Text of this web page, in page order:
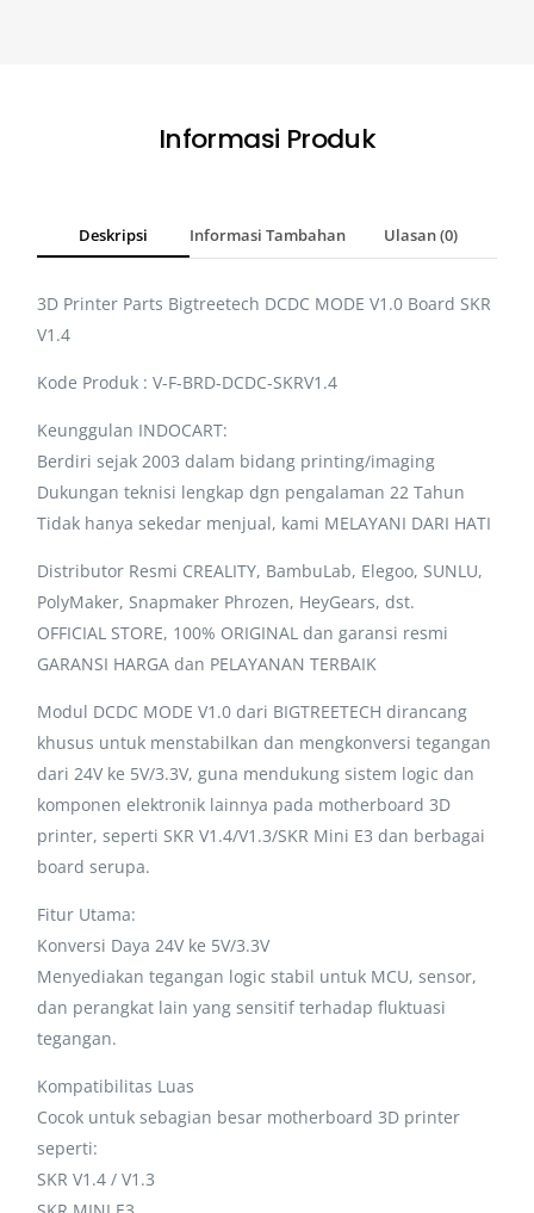
Informasi Produk
Deskripsi Informasi Tambahan Ulasan (0)
3D Printer Parts Bigtreetech DCDC MODE V1.0 Board SKR
V1.4
Kode Produk : V-F-BRD-DCDC-SKRV1.4
Keunggulan INDOCART:
Berdiri sejak 2003 dalam bidang printing/imaging
Dukungan teknisi lengkap dgn pengalaman 22 Tahun
Tidak hanya sekedar menjual, kami MELAYANI DARI HATI
Distributor Resmi CREALITY, BambuLab, Elegoo, SUNLU,
PolyMaker, Snapmaker Phrozen, HeyGears, dst.
OFFICIAL STORE, 100% ORIGINAL dan garansi resmi
GARANSI HARGA dan PELAYANAN TERBAIK
Modul DCDC MODE V1.0 dari BIGTREETECH dirancang
khusus untuk menstabilkan dan mengkonversi tegangan
dari 24V ke 5V/3.3V, guna mendukung sistem logic dan
komponen elektronik lainnya pada motherboard 3D
printer, seperti SKR V1.4/V1.3/SKR Mini E3 dan berbagai
board serupa.
Fitur Utama:
Konversi Daya 24V ke 5V/3.3V
Menyediakan tegangan logic stabil untuk MCU, sensor,
dan perangkat lain yang sensitif terhadap fluktuasi
tegangan.
Kompatibilitas Luas
Cocok untuk sebagian besar motherboard 3D printer
seperti:
SKR V1.4 / V1.3